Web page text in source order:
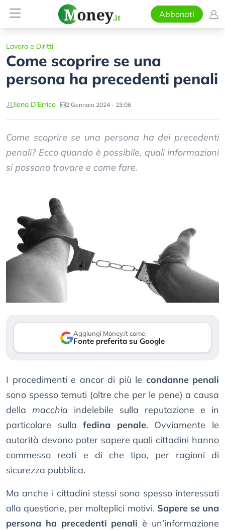
Abbonati
Lavoro e Diritti
Come scoprire se una
persona ha precedenti penali
Ilena D’Errico 2 Gennaio 2024 - 23:06
Come scoprire se una persona ha dei precedenti
penali? Ecco quando è possibile, quali informazioni
si possono trovare e come fare.
Aggiungi Money.it come
Fonte preferita su Google
I procedimenti e ancor di più le condanne penali
sono spesso temuti (oltre che per le pene) a causa
della macchia indelebile sulla reputazione e in
particolare sullafedina penale. Ovviamente le
autorità devono poter sapere quali cittadini hanno
commesso reati e di che tipo, per ragioni di
sicurezza pubblica.
Ma anche i cittadini stessi sono spesso interessati
alla questione, per molteplici motivi. Sapere se una
persona ha precedenti penali è un’informazione